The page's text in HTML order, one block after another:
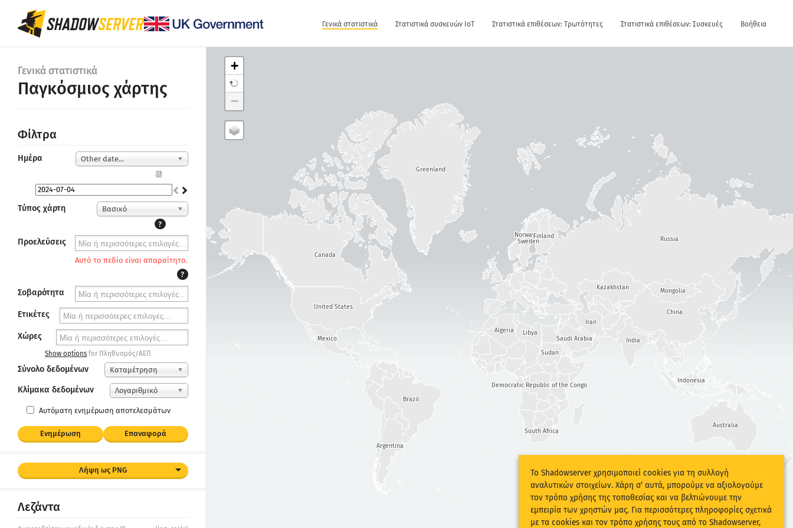
Γενικά στατιστικά Στατιστικά συσκευών IoT Στατιστικά επιθέσεων: Τρωτότητες Στατιστικά επιθέσεων: Συσκευές Βοήθεια
Γενικά στατιστικά
Παγκόσμιος χάρτης
Φίλτρα
Ημέρα Other date...
📆
Τύπος χάρτη
Βασικό
?
Προελεύσεις
Αυτό το πεδίο είναι απαραίτητο.
?
Σοβαρότητα
Ετικέτες
Χώρες
Show options for Πληθυσμός/ΑΕΠ
Σύνολο δεδομένων Καταμέτρηση
Κλίμακα δεδομένων Λογαριθμικό
Αυτόματη ενημέρωση αποτελεσμάτων
Ενημέρωση Επαναφορά
Λήψη ως PNG
Λεζάντα
Indonesia
Argentina
India
China
Democratic Republic of the Congo
South Africa
Kazakhstan
Brazil
Mongolia
Russia
Norway
Sweden
Finland
Libya
Sudan
Iran
Saudi Arabia
Algeria
United States
Canada
Mexico
Australia
Greenland
+
−
Το Shadowserver χρησιμοποιεί cookies για τη συλλογή
αναλυτικών στοιχείων. Χάρη σ‘ αυτά, μπορούμε να αξιολογούμε
τον τρόπο χρήσης της τοποθεσίας και να βελτιώνουμε την
εμπειρία των χρηστών μας. Για περισσότερες πληροφορίες σχετικά
με τα cookies και τον τρόπο χρήσης τους από το Shadowserver,